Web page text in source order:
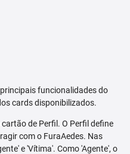
funcionalidades do
cards disponibilizados.
de Perfil. O Perfil define
com o FuraAedes. Nas
e 'Vítima'. Como 'Agente', o